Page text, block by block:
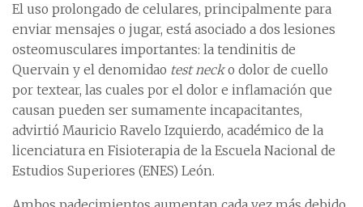
El uso prolongado de celulares, principalmente para
enviar mensajes o jugar, está asociado a dos lesiones
osteomusculares importantes: la tendinitis de
Quervain y el denomidao test necko dolor de cuello
por textear, las cuales por el dolor e inflamación que
causan pueden ser sumamente incapacitantes,
advirtió Mauricio Ravelo Izquierdo, académico de la
licenciatura en Fisioterapia de la Escuela Nacional de
Estudios Superiores (ENES) León.